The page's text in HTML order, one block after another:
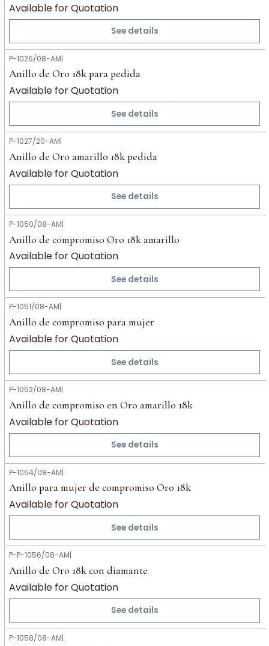
Available for Quotation
See details
P-1026/08-AM|
Anillo de Oro 18k para pedida
Available for Quotation
See details
P-1027/20-AM|
Anillo de Oro amarillo 18k pedida
Available for Quotation
See details
P-1050/08-AM|
Anillo de compromiso Oro 18k amarillo
Available for Quotation
See details
P-1051/08-AM
Anillo de compromiso para mujer
Available for Quotation
See details
P-1052/08-AM|
Anillo de compromiso en Oro amarillo 18k
Available for Quotation
See details
P-1054/08-AM|
Anillo para mujer de compromiso Oro 18k
Available for Quotation
See details
P-P-1056/08-AM|
Anillo de Oro 18k con diamante
Available for Quotation
See details
P-1058/08-AM|